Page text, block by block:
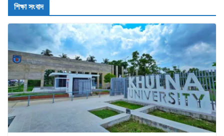
শিক্ষা সংবাদ